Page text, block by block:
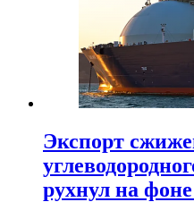
Экспорт
рухнул на